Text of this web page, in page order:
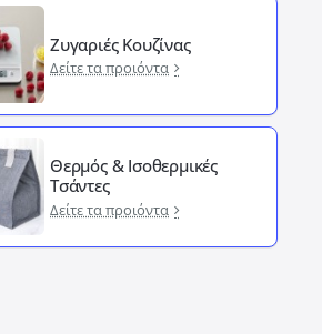
Ζυγαριές Κουζίνας
Δείτε τα προιόντα
Θερμός & Ισοθερμικές
Τσάντες
Δείτε τα προιόντα